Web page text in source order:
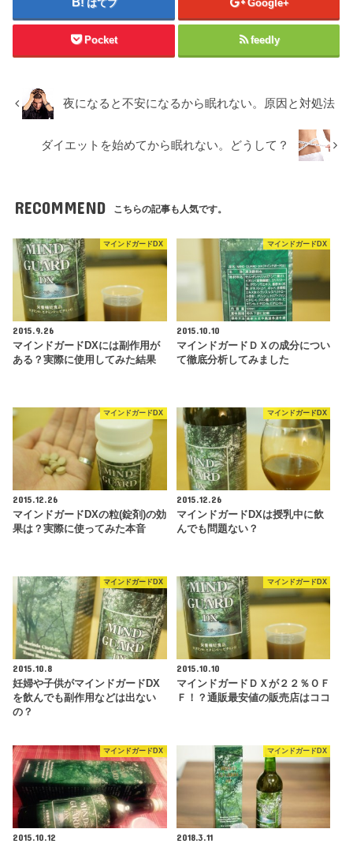
はてブ Google+
Pocket feedly
夜になると不安になるから眠れない。原因と対処法
ダイエットを始めてから眠れない。どうして？
RECOMMEND こちらの記事も人気です。
マインドガードDX
2015.9.26
マインドガードDXには副作用が
ある？実際に使用してみた結果
マインドガードDX
2015.10.10
マインドガードＤＸの成分につい
て徹底分析してみました
マインドガードDX
2015.12.26
マインドガードDXの粒(錠剤)の効
果は？実際に使ってみた本音
マインドガードDX
2015.12.26
マインドガードDXは授乳中に飲
んでも問題ない？
マインドガードDX
2015.10.8
妊婦や子供がマインドガードDX
を飲んでも副作用などは出ない
の？
マインドガードDX
2015.10.10
マインドガードＤＸが２２％ＯＦ
Ｆ！？通販最安値の販売店はココ
マインドガードDX
2015.10.12
マインドガードDX
2018.3.11